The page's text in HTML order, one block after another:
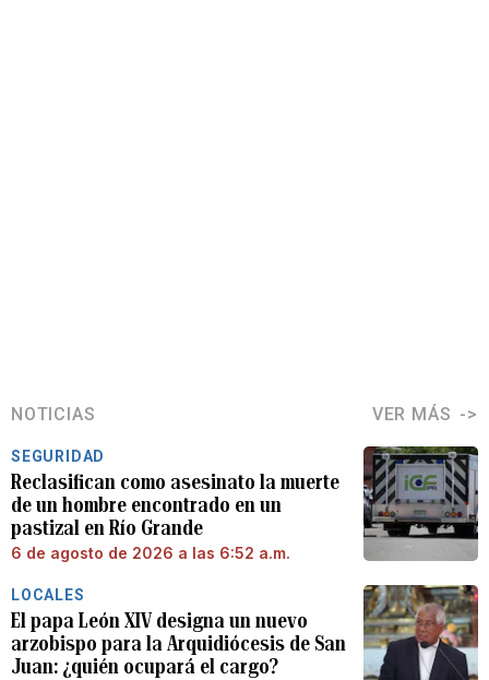
NOTICIAS VER MÁS
SEGURIDAD
Reclasifican como asesinato la muerte
de un hombre encontrado en un
pastizal en Río Grande
6 de agosto de 2026 a las 6:52 a.m.
LOCALES
El papa León XIV designa un nuevo
arzobispo para la Arquidiócesis de San
Juan: ¿quién ocupará el cargo?